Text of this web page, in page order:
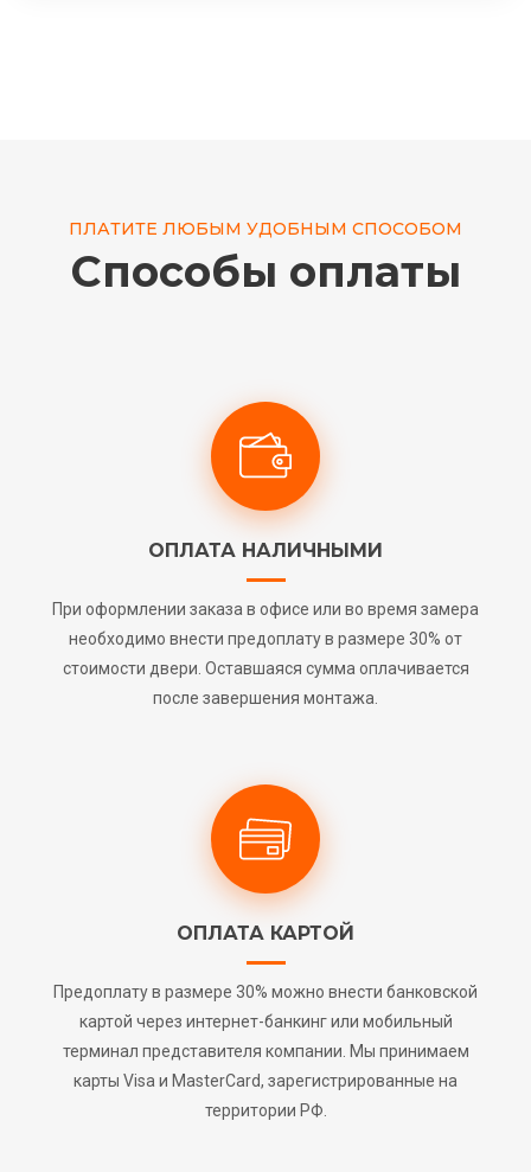
ПЛАТИТЕ ЛЮБЫМ УДОБНЫМ СПОСОБОМ
Способы оплаты
ОПЛАТА НАЛИЧНЫМИ
При оформлении заказа в офисе или во время замера
необходимо внести предоплату в размере 30% от
стоимости двери. Оставшаяся сумма оплачивается
после завершения монтажа.
ОПЛАТА КАРТОЙ
Предоплату в размере 30% можно внести банковской
картой через интернет-банкинг или мобильный
терминал представителя компании. Мы принимаем
карты Visa и MasterCard, зарегистрированные на
территории РФ.